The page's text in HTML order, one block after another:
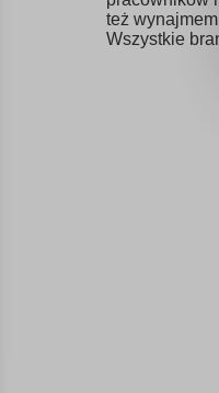
też wynajmem
Wszystkie